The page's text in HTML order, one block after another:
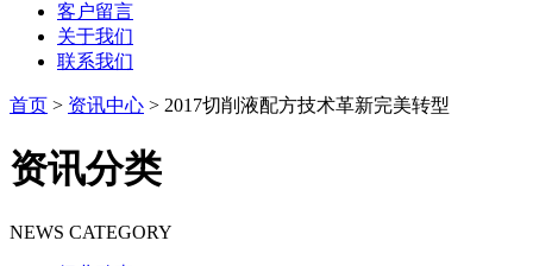
客户留言
关于我们
联系我们
首页 > 资讯中心 > 2017切削液配方技术革新完美转型
资讯分类
NEWS CATEGORY